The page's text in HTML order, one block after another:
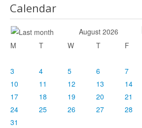
Calendar
August 2026
M
T W T F
3
4 5 6 7
10
11 12 13 14
17
18 19 20 21
24
25 26 27 28
31